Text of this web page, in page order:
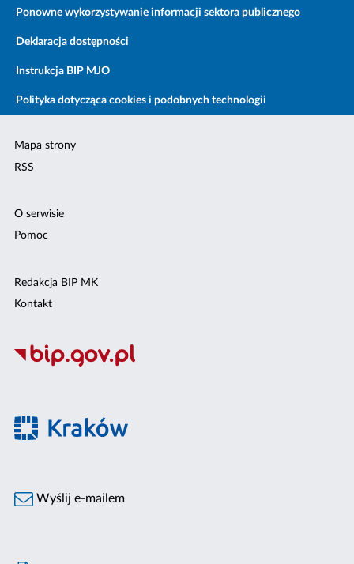
Ponowne wykorzystywanie informacji sektora publicznego
Deklaracja dostępności
Instrukcja BIP MJO
Polityka dotycząca cookies i podobnych technologii
Mapa strony
RSS
O serwisie
Pomoc
Redakcja BIP MK
Kontakt
Wyślij e-mailem